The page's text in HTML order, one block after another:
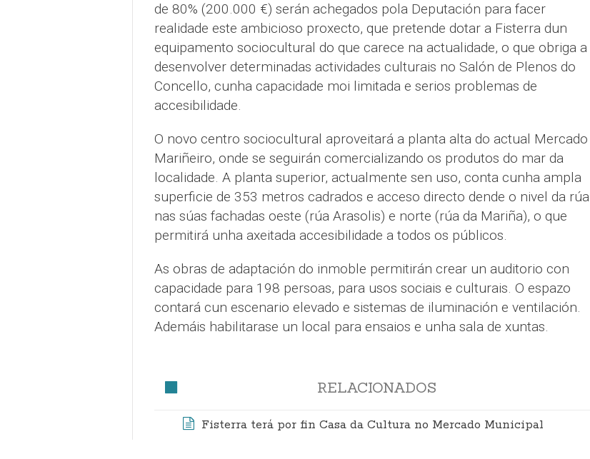
de 80% (200.000 €) serán achegados pola Deputación para facer
realidade este ambicioso proxecto, que pretende dotar a Fisterra dun
equipamento sociocultural do que carece na actualidade, o que obriga a
desenvolver determinadas actividades culturais no Salón de Plenos do
Concello, cunha capacidade moi limitada e serios problemas de
accesibilidade.
O novo centro sociocultural aproveitará a planta alta do actual Mercado
Mariñeiro, onde se seguirán comercializando os produtos do mar da
localidade. A planta superior, actualmente sen uso, conta cunha ampla
superficie de 353 metros cadrados e acceso directo dende o nivel da rúa
nas súas fachadas oeste (rúa Arasolis) e norte (rúa da Mariña), o que
permitirá unha axeitada accesibilidade a todos os públicos.
As obras de adaptación do inmoble permitirán crear un auditorio con
capacidade para 198 persoas, para usos sociais e culturais. O espazo
contará cun escenario elevado e sistemas de iluminación e ventilación.
Ademáis habilitarase un local para ensaios e unha sala de xuntas.
RELACIONADOS
Fisterra terá por fin Casa da Cultura no Mercado Municipal